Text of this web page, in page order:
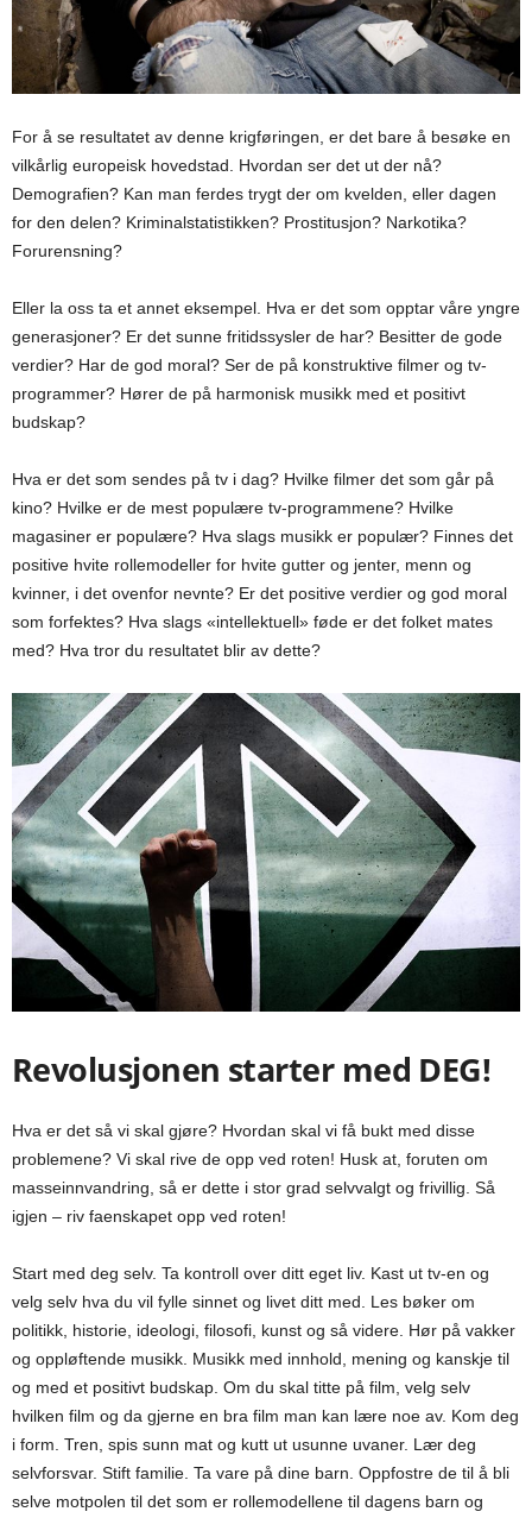
For å se resultatet av denne krigføringen, er det bare å besøke en
vilkårlig europeisk hovedstad. Hvordan ser det ut der nå?
Demografien? Kan man ferdes trygt der om kvelden, eller dagen
for den delen? Kriminalstatistikken? Prostitusjon? Narkotika?
Forurensning?
Eller la oss ta et annet eksempel. Hva er det som opptar våre yngre
generasjoner? Er det sunne fritidssysler de har? Besitter de gode
verdier? Har de god moral? Ser de på konstruktive filmer og tv-
programmer? Hører de på harmonisk musikk med et positivt
budskap?
Hva er det som sendes på tv i dag? Hvilke filmer det som går på
kino? Hvilke er de mest populære tv-programmene? Hvilke
magasiner er populære? Hva slags musikk er populær? Finnes det
positive hvite rollemodeller for hvite gutter og jenter, menn og
kvinner, i det ovenfor nevnte? Er det positive verdier og god moral
som forfektes? Hva slags «intellektuell» føde er det folket mates
med? Hva tror du resultatet blir av dette?
Revolusjonen starter med DEG!
Hva er det så vi skal gjøre? Hvordan skal vi få bukt med disse
problemene? Vi skal rive de opp ved roten! Husk at, foruten om
masseinnvandring, så er dette i stor grad selvvalgt og frivillig. Så
igjen – riv faenskapet opp ved roten!
Start med deg selv. Ta kontroll over ditt eget liv. Kast ut tv-en og
velg selv hva du vil fylle sinnet og livet ditt med. Les bøker om
politikk, historie, ideologi, filosofi, kunst og så videre. Hør på vakker
og oppløftende musikk. Musikk med innhold, mening og kanskje til
og med et positivt budskap. Om du skal titte på film, velg selv
hvilken film og da gjerne en bra film man kan lære noe av. Kom deg
i form. Tren, spis sunn mat og kutt ut usunne uvaner. Lær deg
selvforsvar. Stift familie. Ta vare på dine barn. Oppfostre de til å bli
selve motpolen til det som er rollemodellene til dagens barn og